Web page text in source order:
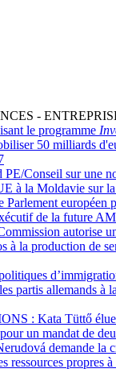
-
le programme
50 milliards
PE/Conseil sur une
à la Moldavie sur
Parlement européen
de la future
autorise
à la production de
partis allemands à
: Kata Tüttő
un mandat de
demande la
ressources propres